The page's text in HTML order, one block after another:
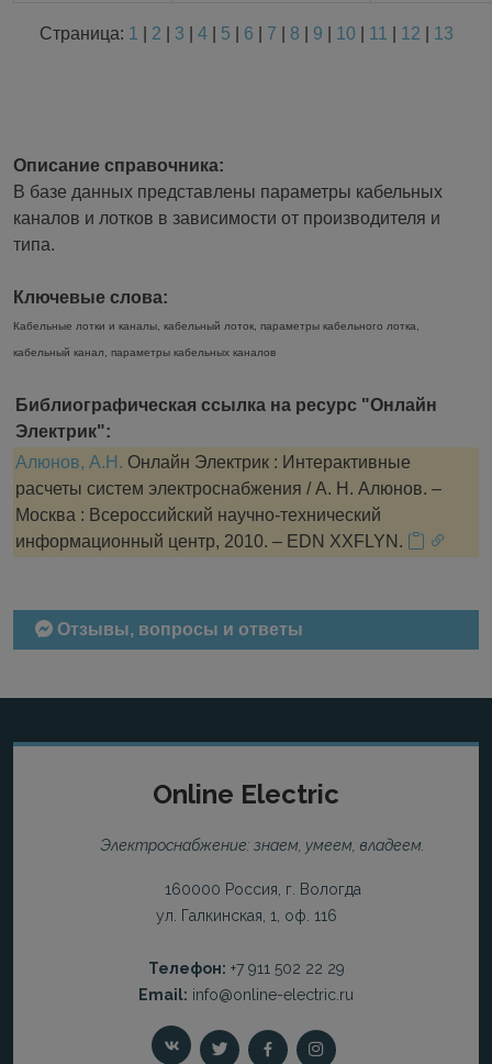
Страница: 1 2 3 4| 5 6 7 8 9 10 11 12 13
Описание справочника:
В базе данных представлены параметры кабельных
каналов и лотков в зависимости от производителя и
типа.
Ключевые слова:
Кабельные лотки и каналы, кабельный лоток, параметры кабельного лотка,
кабельный канал, параметры кабельных каналов
Библиографическая ссылка на ресурс "Онлайн
Электрик":
Алюнов, А.Н. Онлайн Электрик : Интерактивные
расчеты систем электроснабжения / А. Н. Алюнов. –
Москва : Всероссийский научно-технический
информационный центр, 2010. – EDN XXFLYN.
Отзывы, вопросы и ответы
Online Electric
Электроснабжение: знаем, умеем, владеем.
160000 Россия, г. Вологда
ул. Галкинская, 1, оф. 116
Телефон: +7 911 502 22 29
Email: info@online-electric.ru